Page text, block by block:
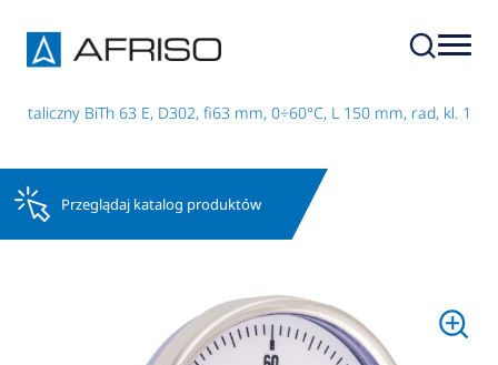
BiTh 63 E, D302, fi63 mm, 0÷60°C, L 150 mm, rad, kl. 1
Przeglądaj katalog produktów